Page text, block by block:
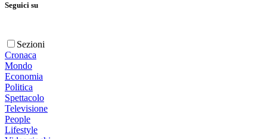
Seguici su
Sezioni
Cronaca
Mondo
Economia
Politica
Spettacolo
Televisione
People
Lifestyle